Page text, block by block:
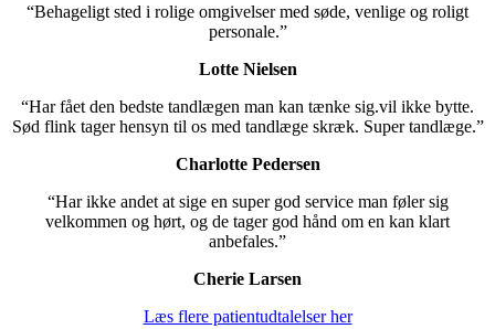
“Behageligt sted i rolige omgivelser med søde, venlige og roligt
personale.”
Lotte Nielsen
“Har fået den bedste tandlægen man kan tænke sig.vil ikke bytte.
Sød flink tager hensyn til os med tandlæge skræk. Super tandlæge.”
Charlotte Pedersen
“Har ikke andet at sige en super god service man føler sig
velkommen og hørt, og de tager god hånd om en kan klart
anbefales.”
Cherie Larsen
Læs flere patientudtalelser her